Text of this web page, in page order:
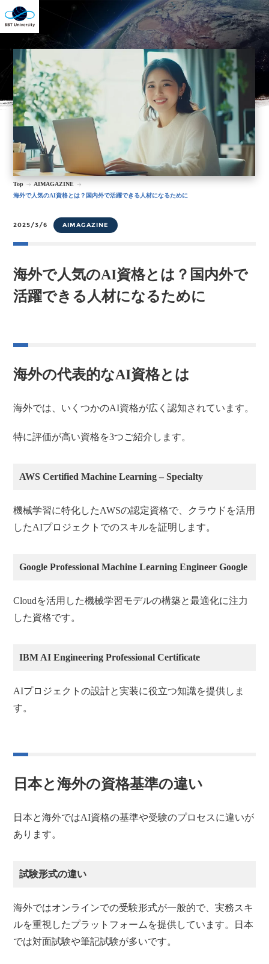
Top
AIMAGAZINE
海外で人気のAI資格とは？国内外で活躍できる人材になるために
2025/3/6 AIMAGAZINE
海外で人気のAI資格とは？国内外で
活躍できる人材になるために
海外の代表的なAI資格とは
海外では、いくつかのAI資格が広く認知されています。
特に評価が高い資格を3つご紹介します。
AWS Certified Machine Learning – Specialty
機械学習に特化したAWSの認定資格で、クラウドを活用
したAIプロジェクトでのスキルを証明します。
Google Professional Machine Learning Engineer Google
Cloudを活用した機械学習モデルの構築と最適化に注力
した資格です。
IBM AI Engineering Professional Certificate
AIプロジェクトの設計と実装に役立つ知識を提供しま
す。
日本と海外の資格基準の違い
日本と海外ではAI資格の基準や受験のプロセスに違いが
あります。
試験形式の違い
海外ではオンラインでの受験形式が一般的で、実務スキ
ルを重視したプラットフォームを提供しています。日本
では対面試験や筆記試験が多いです。